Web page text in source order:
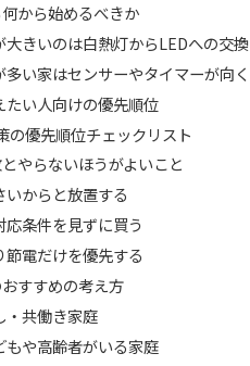
から始めるべきか
大きいのは白熱灯からLEDへの交換
多い家はセンサーやタイマーが向く
たい人向けの優先順位
の優先順位チェックリスト
やらないほうがよいこと
いからと放置する
応条件を見ずに買う
節電だけを優先する
すすめの考え方
・共働き家庭
もや高齢者がいる家庭